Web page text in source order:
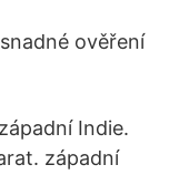
ověření
Indie.
západní